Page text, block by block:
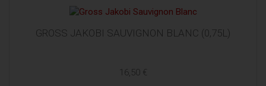
GROSS JAKOBI SAUVIGNON BLANC (0,75L)
16,50 €